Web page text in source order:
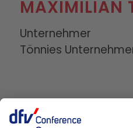
MAXIMILIAN
Unternehmer
Tönnies